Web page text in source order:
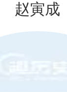
赵寅成